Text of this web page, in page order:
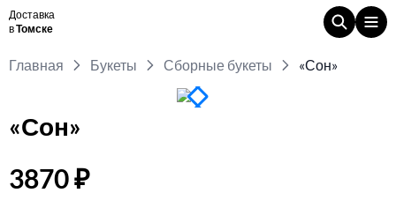
Доставка
вТомске
Главная Букеты Сборные букеты «Сон»
«Сон»
3870 ₽